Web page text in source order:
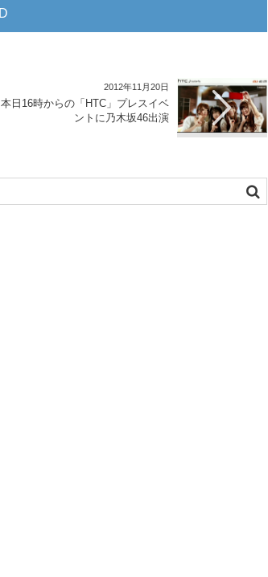
2012年11月20日
本日16時からの「HTC」プレスイベ
ントに乃木坂46出演